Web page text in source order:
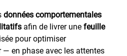
données comportementales
afin de livrer une feuille
pour optimiser
— en phase avec les attentes